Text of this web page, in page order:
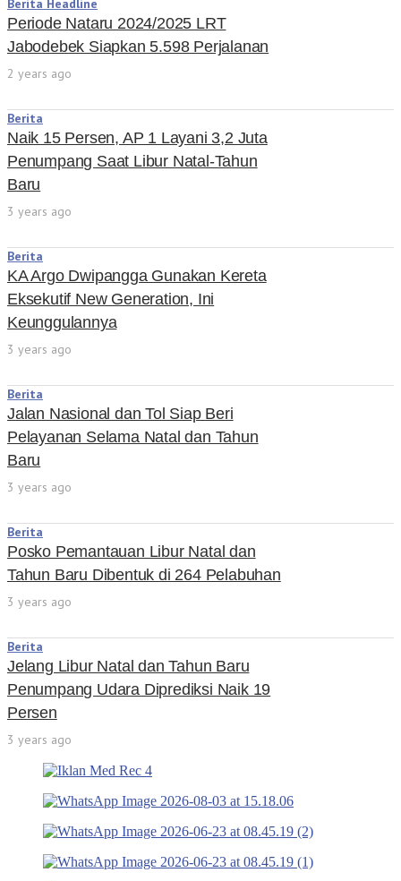
Berita Headline
Periode Nataru 2024/2025 LRT
Jabodebek Siapkan 5.598 Perjalanan
2 years ago
Berita
Naik 15 Persen, AP 1 Layani 3,2 Juta
Penumpang Saat Libur Natal-Tahun
Baru
3 years ago
Berita
KA Argo Dwipangga Gunakan Kereta
Eksekutif New Generation, Ini
Keunggulannya
3 years ago
Berita
Jalan Nasional dan Tol Siap Beri
Pelayanan Selama Natal dan Tahun
Baru
3 years ago
Berita
Posko Pemantauan Libur Natal dan
Tahun Baru Dibentuk di 264 Pelabuhan
3 years ago
Berita
Jelang Libur Natal dan Tahun Baru
Penumpang Udara Diprediksi Naik 19
Persen
3 years ago